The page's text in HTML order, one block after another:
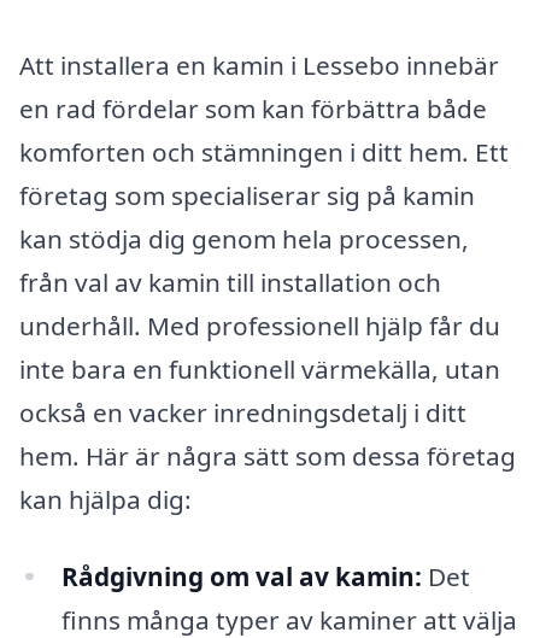
Att installera en kamin i Lessebo innebär
en rad fördelar som kan förbättra både
komforten och stämningen i ditt hem. Ett
företag som specialiserar sig på kamin
kan stödja dig genom hela processen,
från val av kamin till installation och
underhåll. Med professionell hjälp får du
inte bara en funktionell värmekälla, utan
också en vacker inredningsdetalj i ditt
hem. Här är några sätt som dessa företag
kan hjälpa dig:
Rådgivning om val av kamin: Det
finns många typer av kaminer att välja